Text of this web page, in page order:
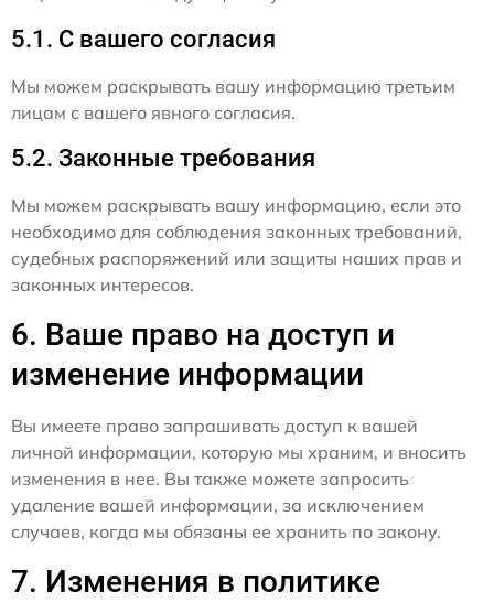
5.1. С вашего согласия
Мы можем раскрывать вашу информацию третьим
лицам с вашего явного согласия.
5.2. Законные требования
Мы можем раскрывать вашу информацию, если это
необходимо для соблюдения законных требований,
судебных распоряжений или защиты наших прав и
законных интересов.
6. Ваше право на доступ и
изменение информации
Вы имеете право запрашивать доступ к вашей
личной информации, которую мы храним, и вносить
изменения в нее. Вы также можете запросить
удаление вашей информации, за исключением
случаев, когда мы обязаны ее хранить по закону.
7. Изменения в политике